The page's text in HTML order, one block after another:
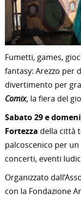
Fumetti, games,
fantasy: Arezzo per
divertimento per
Comix, la fiera del
Sabato 29 e
Fortezza della città
palcoscenico per
concerti, eventi
Organizzato
con la Fondazione